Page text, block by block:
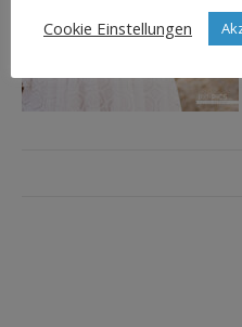
Cookie Einstellungen